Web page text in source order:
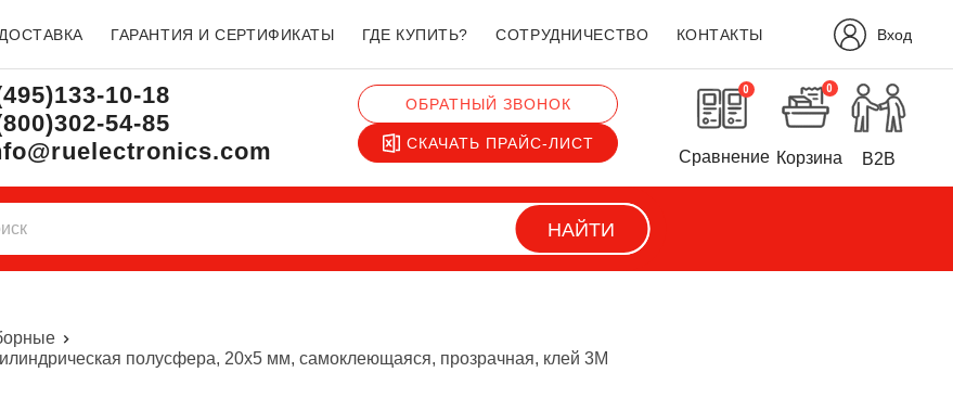
ГАРАНТИЯ И СЕРТИФИКАТЫ ГДЕ КУПИТЬ? СОТРУДНИЧЕСТВО КОНТАКТЫ Вход
10-18
54-85
ОБРАТНЫЙ ЗВОНОК
СКАЧАТЬ ПРАЙС-ЛИСТ
0
Сравнение
0
Корзина B2B
НАЙТИ
полусфера, 20x5 мм, самоклеющаяся, прозрачная, клей 3М